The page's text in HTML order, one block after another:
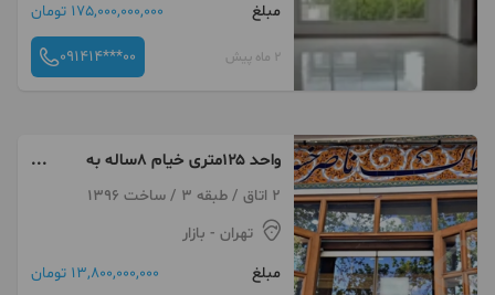
مبلغ
175,000,000,000 تومان
2 ماه پیش 091414***00
واحد ۱۲۵متری خیام ۸ساله به
قیمت رسیده
2 اتاق / طبقه 3 / ساخت 1396
تهران - بازار
مبلغ
13,800,000,000 تومان